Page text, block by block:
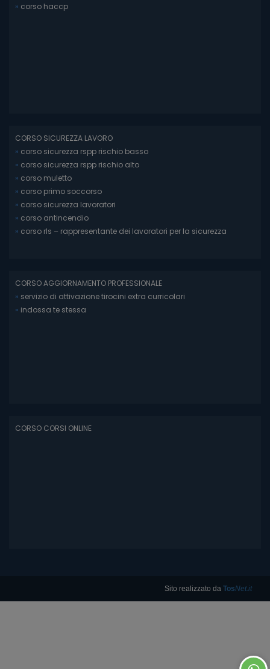
» corso haccp
CORSO SICUREZZA LAVORO
» corso sicurezza rspp rischio basso
» corso sicurezza rspp rischio alto
» corso muletto
» corso primo soccorso
» corso sicurezza lavoratori
» corso antincendio
» corso rls – rappresentante dei lavoratori per la sicurezza
CORSO AGGIORNAMENTO PROFESSIONALE
» servizio di attivazione tirocini extra curricolari
» indossa te stessa
CORSO CORSI ONLINE
Sito realizzato da TosNet.it